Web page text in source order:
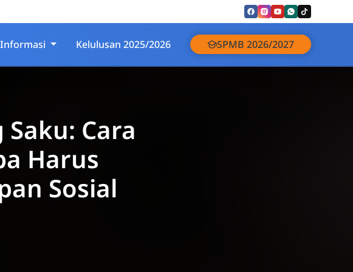
Informasi Kelulusan 2025/2026 SPMB 2026/2027
Cara
Harus
Sosial